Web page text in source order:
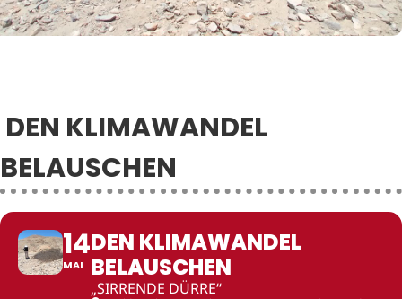
DEN KLIMAWANDEL
BELAUSCHEN
14
MAI
DEN KLIMAWANDEL
BELAUSCHEN
„SIRRENDE DÜRRE“